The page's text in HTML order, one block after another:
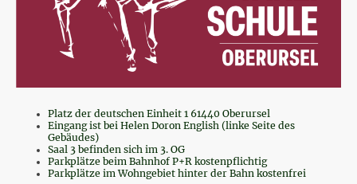
Platz der deutschen Einheit 1 61440 Oberursel
Eingang ist bei Helen Doron English (linke Seite des
Gebäudes)
Saal 3 befinden sich im 3. OG
Parkplätze beim Bahnhof P+R kostenpflichtig
Parkplätze im Wohngebiet hinter der Bahn kostenfrei